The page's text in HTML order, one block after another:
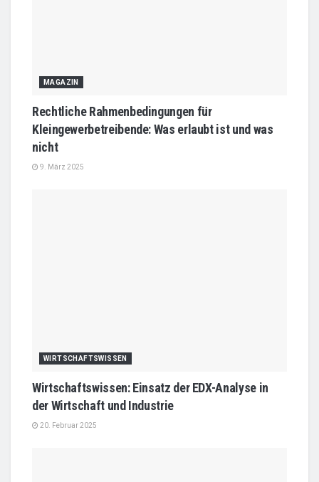
MAGAZIN
Rechtliche Rahmenbedingungen für
Kleingewerbetreibende: Was erlaubt ist und was
nicht
9. März 2025
WIRTSCHAFTSWISSEN
Wirtschaftswissen: Einsatz der EDX-Analyse in
der Wirtschaft und Industrie
20. Februar 2025